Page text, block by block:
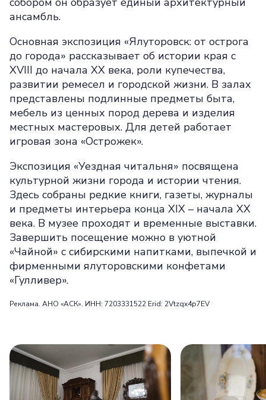
ансамбль.
Основная экспозиция «Ялуторовск: от острога
до города» рассказывает об истории края с
XVIII до начала XX века, роли купечества,
развитии ремесел и городской жизни. В залах
представлены подлинные предметы быта,
мебель из ценных пород дерева и изделия
местных мастеровых. Для детей работает
игровая зона «Острожек».
Экспозиция «Уездная читальня» посвящена
культурной жизни города и истории чтения.
Здесь собраны редкие книги, газеты, журналы
и предметы интерьера конца XIX – начала XX
века. В музее проходят и временные выставки.
Завершить посещение можно в уютной
«Чайной» с сибирскими напитками, выпечкой и
фирменными ялуторовскими конфетами
«Гулливер».
Реклама. АНО «АСК». ИНН: 7203331522 Erid: 2Vtzqx4p7EV